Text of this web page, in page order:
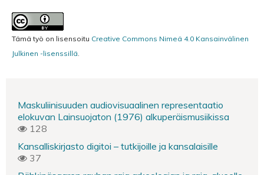
Tämä työ on lisensoitu Creative Commons Nimeä 4.0 Kansainvälinen
Julkinen -lisenssillä.
Maskuliinisuuden audiovisuaalinen representaatio
elokuvan Lainsuojaton (1976) alkuperäismusiikissa
128
Kansalliskirjasto digitoi – tutkijoille ja kansalaisille
37